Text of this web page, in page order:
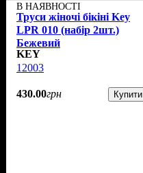
В НАЯВНОСТІ
Труси жіночі бікіні Key
LPR 010 (набір 2шт.)
Бежевий
KEY
12003
430.00грн Купити